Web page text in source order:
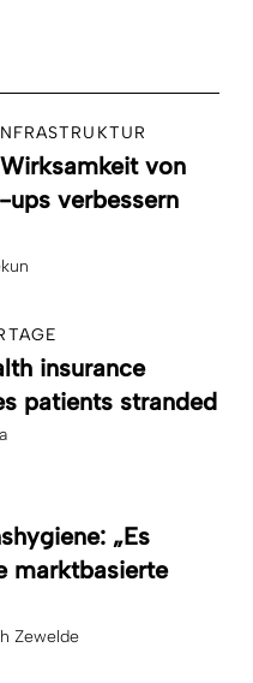
von
verbessern
insurance
patients stranded
„Es
marktbasierte
Zewelde